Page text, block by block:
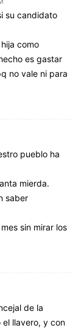
su candidato
como
es gastar
no vale ni para
pueblo ha
mierda.
saber
sin mirar los
de la
el llavero, y con